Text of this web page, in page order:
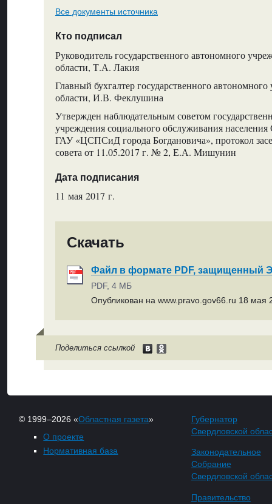
Все документы источника
Кто подписал
Руководитель государственного автономного
области, Т.А. Лакия
Главный бухгалтер государственного
области, И.В. Феклушина
Утвержден наблюдательным советом
учреждения социального обслуживания населения
ГАУ «ЦСПСиД города Богдановича», протокол
совета от 11.05.2017 г. № 2, Е.А. Мишунин
Дата подписания
11 мая 2017 г.
Скачать
Файл в формате PDF, защищенный
PDF, 4 МБ
Опубликован на www.pravo.gov66.ru 18 мая
Поделиться ссылкой
© 1999–2026 «Областная газета»
О проекте
Нормативная база
Губернатор
Свердловской
Законодательное
Собрание
Свердловской
Правительство